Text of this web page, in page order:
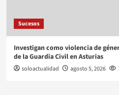
Sucesos
Investigan como violencia de
de la Guardia Civil en Asturias
soloactualidad agosto 5, 2026